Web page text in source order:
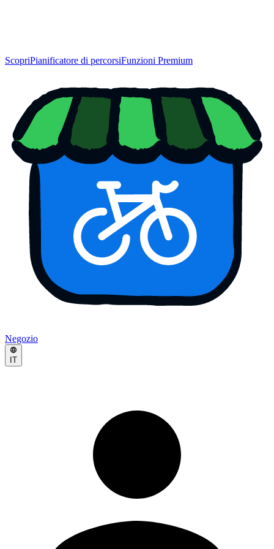
ScopriPianificatore di percorsiFunzioni Premium
Negozio
IT